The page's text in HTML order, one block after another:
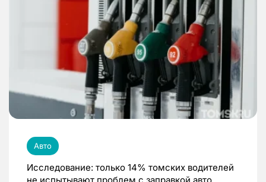
Авто
Исследование: только 14% томских водителей